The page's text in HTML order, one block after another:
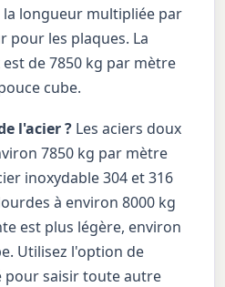
longueur multipliée par
pour les plaques. La
de 7850 kg par mètre
cube.
l'acier ? Les aciers doux
7850 kg par mètre
inoxydable 304 et 316
à environ 8000 kg
est plus légère, environ
Utilisez l'option de
pour saisir toute autre